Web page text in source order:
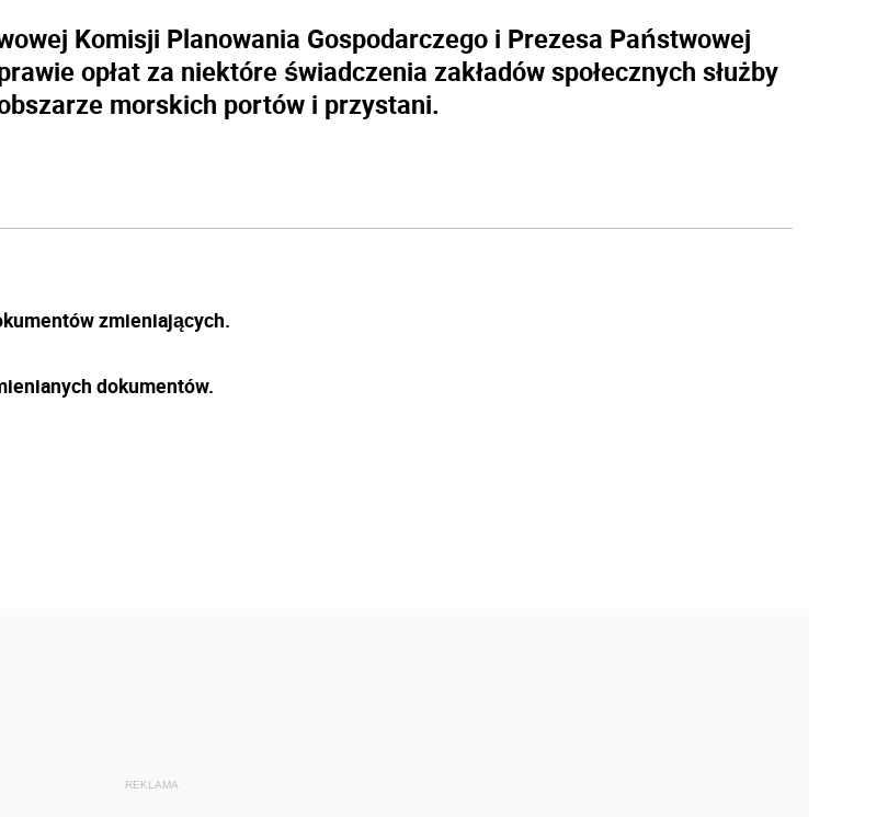
Komisji Planowania Gospodarczego i Prezesa Państwowej
opłat za niektóre świadczenia zakładów społecznych służby
morskich portów i przystani.
zmieniających.
dokumentów.